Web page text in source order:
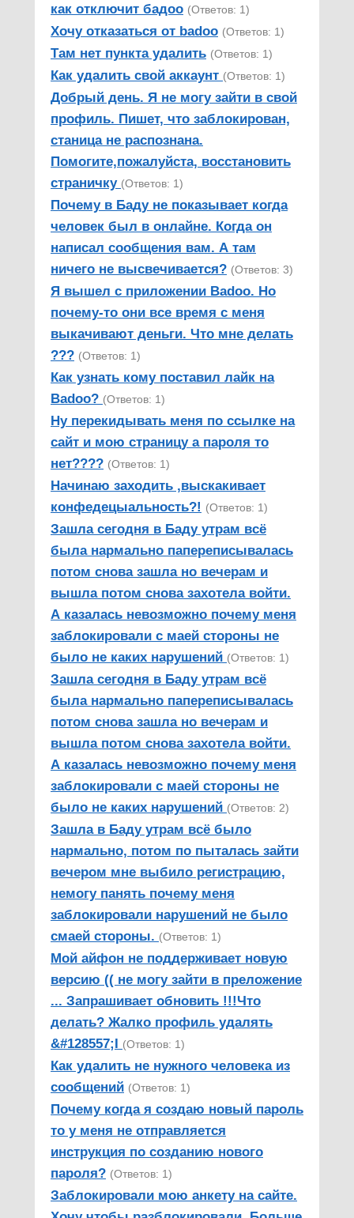
как отключит бадоо (Ответов: 1)
Хочу отказаться от badoo (Ответов: 1)
Там нет пункта удалить (Ответов: 1)
Как удалить свой аккаунт (Ответов: 1)
Добрый день. Я не могу зайти в свой
профиль. Пишет, что заблокирован,
станица не распознана.
Помогите,пожалуйста, восстановить
страничку (Ответов: 1)
Почему в Баду не показывает когда
человек был в онлайне. Когда он
написал сообщения вам. А там
ничего не высвечивается? (Ответов: 3)
Я вышел с приложении Badoo. Но
почему-то они все время с меня
выкачивают деньги. Что мне делать
??? (Ответов: 1)
Как узнать кому поставил лайк на
Badoo? (Ответов: 1)
Ну перекидывать меня по ссылке на
сайт и мою страницу а пароля то
нет???? (Ответов: 1)
Начинаю заходить ,выскакивает
конфедецыальность?! (Ответов: 1)
Зашла сегодня в Баду утрам всё
была нармально папереписывалась
потом снова зашла но вечерам и
вышла потом снова захотела войти.
А казалась невозможно почему меня
заблокировали с маей стороны не
было не каких нарушений (Ответов: 1)
Зашла сегодня в Баду утрам всё
была нармально папереписывалась
потом снова зашла но вечерам и
вышла потом снова захотела войти.
А казалась невозможно почему меня
заблокировали с маей стороны не
было не каких нарушений (Ответов: 2)
Зашла в Баду утрам всё было
нармально, потом по пыталась зайти
вечером мне выбило регистрацию,
немогу панять почему меня
заблокировали нарушений не было
смаей стороны. (Ответов: 1)
Мой айфон не поддерживает новую
версию (( не могу зайти в преложение
... Запрашивает обновить !!!Что
делать? Жалко профиль удалять
&#128557;I (Ответов: 1)
Как удалить не нужного человека из
сообщений (Ответов: 1)
Почему когда я создаю новый пароль
то у меня не отправляется
инструкция по созданию нового
пароля? (Ответов: 1)
Заблокировали мою анкету на сайте.